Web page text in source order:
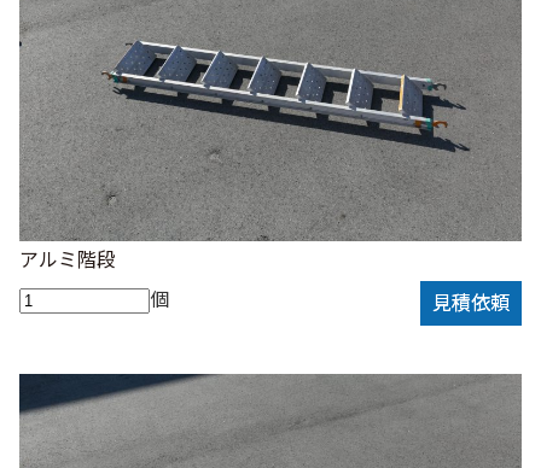
アルミ階段
個
見積依頼